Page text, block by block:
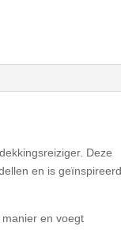
Deze
en is geïnspireerd
en voegt